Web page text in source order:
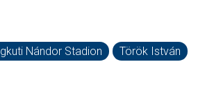
Nándor Stadion Török István